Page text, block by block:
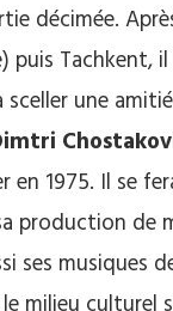
décimée.
puis Tachkent,
une
en 1975. Il se
production de
ses musiques